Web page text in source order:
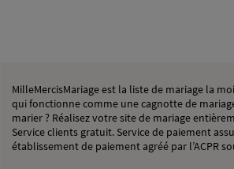
MilleMercisMariage est la liste de mariage la
qui fonctionne comme une cagnotte de
marier ? Réalisez votre site de mariage
Service clients gratuit. Service de paiement
établissement de paiement agréé par l’ACPR